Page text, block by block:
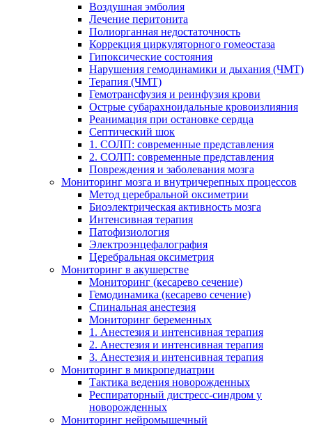
Воздушная эмболия
Лечение перитонита
Полиорганная недостаточность
Коррекция циркуляторного гомеостаза
Гипоксические состояния
Нарушения гемодинамики и дыхания (ЧМТ)
Терапия (ЧМТ)
Гемотрансфузия и реинфузия крови
Острые субарахноидальные кровоизлияния
Реанимация при остановке сердца
Септический шок
1. СОЛП: современные представления
2. СОЛП: современные представления
Повреждения и заболевания мозга
Мониторинг мозга и внутричерепных процессов
Метод церебральной оксиметрии
Биоэлектрическая активность мозга
Интенсивная терапия
Патофизиология
Электроэнцефалография
Церебральная оксиметрия
Мониторинг в акушерстве
Мониторинг (кесарево сечение)
Гемодинамика (кесарево сечение)
Спинальная анестезия
Мониторинг беременных
1. Анестезия и интенсивная терапия
2. Анестезия и интенсивная терапия
3. Анестезия и интенсивная терапия
Мониторинг в микропедиатрии
Тактика ведения новорожденных
Респираторный дистресс-синдром у
новорожденных
Мониторинг нейромышечный